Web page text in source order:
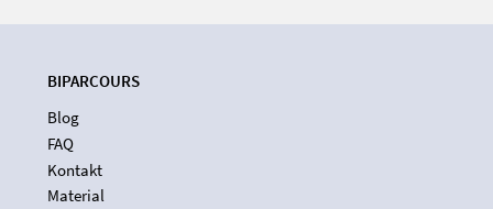
BIPARCOURS
Blog
FAQ
Kontakt
Material